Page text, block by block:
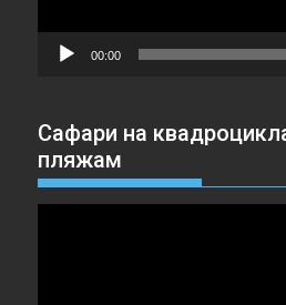
00:00
Сафари на
пляжам